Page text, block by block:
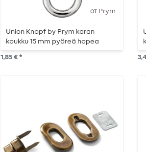
от Prym
Union Knopf by Prym karan
koukku 15 mm pyöreä hopea
1,85 € *